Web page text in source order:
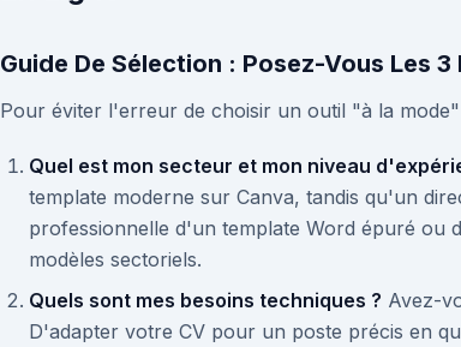
Guide De Sélection : Posez-Vous Les
Pour éviter l'erreur de choisir un outil "à la
Quel est mon secteur et mon niveau
template moderne sur Canva, tandis qu'un
professionnelle d'un template Word épuré ou
modèles sectoriels.
Quels sont mes besoins techniques ? Avez-
D'adapter votre CV pour un poste précis en